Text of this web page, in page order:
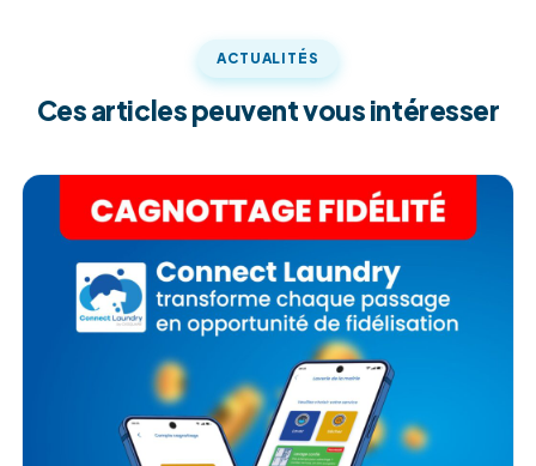
ACTUALITÉS
Ces articles peuvent vous intéresser